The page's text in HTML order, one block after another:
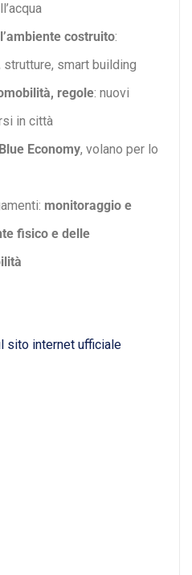
costruito:
smart building
regole: nuovi
in città
Economy, volano per lo
monitoraggio e
fisico e delle
sito internet ufficiale